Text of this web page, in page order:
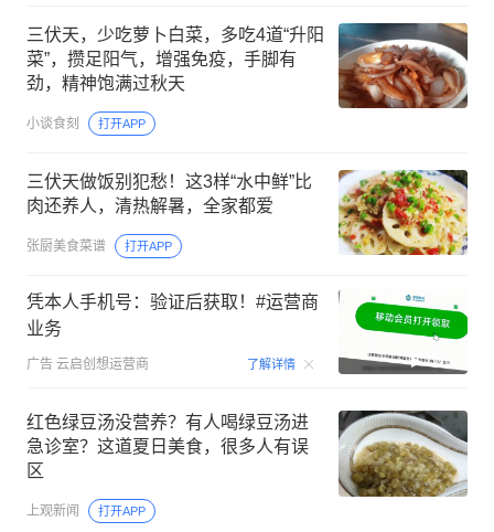
三伏天，少吃萝卜白菜，多吃4道“升阳
菜”，攒足阳气，增强免疫，手脚有
劲，精神饱满过秋天
小谈食刻 打开APP
三伏天做饭别犯愁！这3样“水中鲜”比
肉还养人，清热解暑，全家都爱
张厨美食菜谱 打开APP
凭本人手机号：验证后获取！#运营商
业务
广告 云启创想运营商 了解详情 00:15
红色绿豆汤没营养？有人喝绿豆汤进
急诊室？这道夏日美食，很多人有误
区
上观新闻 打开APP